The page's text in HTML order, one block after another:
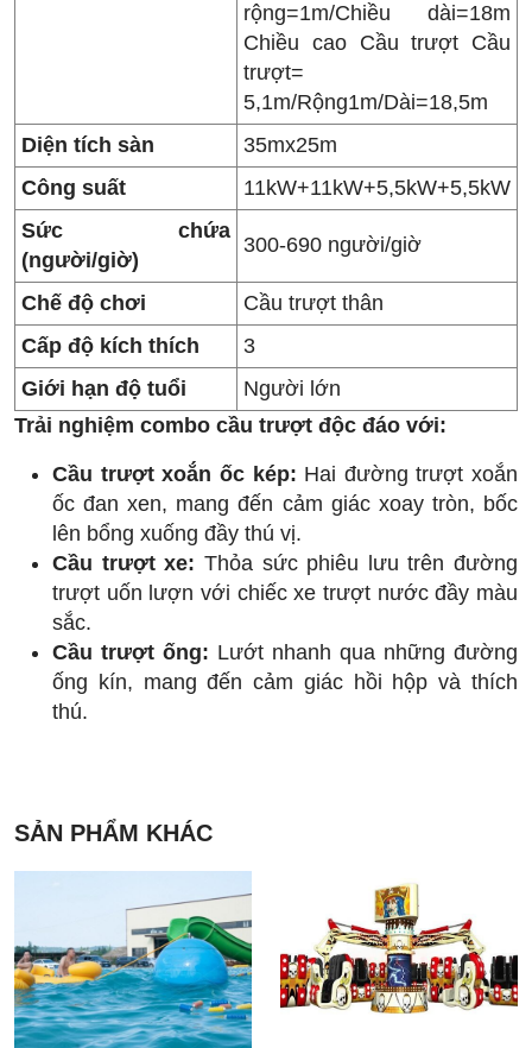
rộng=1m/Chiều dài=18m
Chiều cao Cầu trượt Cầu
trượt=
5,1m/Rộng1m/Dài=18,5m
Diện tích sàn
35mx25m
Công suất
11kW+11kW+5,5kW+5,5kW
Sức chứa
(người/giờ)
300-690 người/giờ
Chế độ chơi
Cầu trượt thân
Cấp độ kích thích
3
Giới hạn độ tuổi
Người lớn
Trải nghiệm combo cầu trượt độc đáo với:
Cầu trượt xoắn ốc kép: Hai đường trượt xoắn
ốc đan xen, mang đến cảm giác xoay tròn, bốc
lên bổng xuống đầy thú vị.
Cầu trượt xe: Thỏa sức phiêu lưu trên đường
trượt uốn lượn với chiếc xe trượt nước đầy màu
sắc.
Cầu trượt ống: Lướt nhanh qua những đường
ống kín, mang đến cảm giác hồi hộp và thích
thú.
SẢN PHẨM KHÁC